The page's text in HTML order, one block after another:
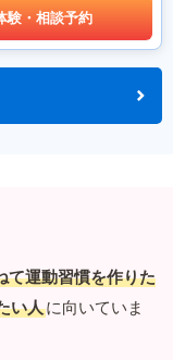
験・相談予約
て運動習慣を作りた
い人に向いていま